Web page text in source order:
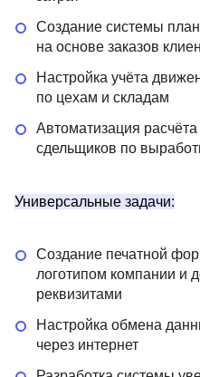
Создание системы
на основе заказов
Настройка учёта
по цехам и складам
Автоматизация
сдельщиков по
Универсальные задачи:
Создание печатной
логотипом компании и
реквизитами
Настройка обмена
через интернет